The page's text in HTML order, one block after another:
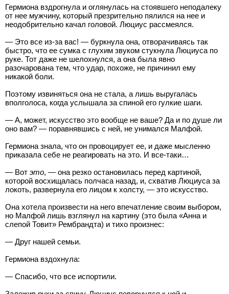
Гермиона вздрогнула и оглянулась на стоявшего неподалеку
от нее мужчину, который презрительно пялился на нее и
неодобрительно качал головой. Люциус рассмеялся.
— Это все из-за вас! — буркнула она, отворачиваясь так
быстро, что ее сумка с глухим звуком стукнула Люциуса по
руке. Тот даже не шелохнулся, а она была явно
разочарована тем, что удар, похоже, не причинил ему
никакой боли.
Поэтому извиняться она не стала, а лишь выругалась
вполголоса, когда услышала за спиной его гулкие шаги.
— А, может, искусство это вообще не ваше? Да и по душе ли
оно вам? — поравнявшись с ней, не унимался Малфой.
Гермиона знала, что он провоцирует ее, и даже мысленно
приказала себе не реагировать на это. И все-таки…
— Вот это, — она резко остановилась перед картиной,
которой восхищалась полчаса назад, и, схватив Люциуса за
локоть, развернула его лицом к холсту, — это искусство.
Она хотела произвести на него впечатление своим выбором,
но Малфой лишь взглянул на картину (это была «Анна и
слепой Товит» Рембрандта) и тихо произнес:
— Друг нашей семьи.
Гермиона вздохнула:
— Спасибо, что все испортили.